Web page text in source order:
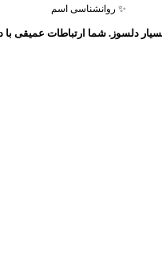
✨ روانشناسی اسم
دلسوز. شما ارتباطات عمیقی با